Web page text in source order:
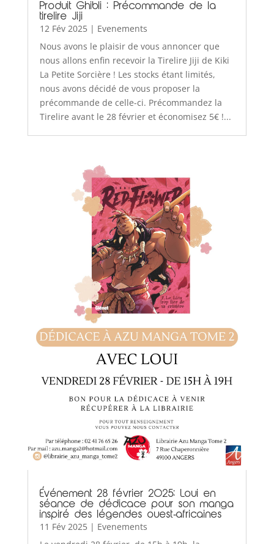
Produit Ghibli : Précommande de la
tirelire Jiji
12 Fév 2025| Evenements
Nous avons le plaisir de vous annoncer que
nous allons enfin recevoir la Tirelire Jiji de Kiki
La Petite Sorcière ! Les stocks étant limités,
nous avons décidé de vous proposer la
précommande de celle-ci. Précommandez la
Tirelire avant le 28 février et économisez 5€ !...
Événement 28 février 2025: Loui en
séance de dédicace pour son manga
inspiré des légendes ouest-africaines
11 Fév 2025| Evenements